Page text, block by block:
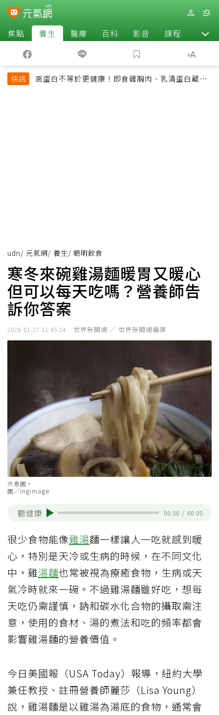
焦點 養生 醫療 百科 影音 課程 退休
快訊
高蛋白不等於更健康！即食雞胸肉、乳清蛋白藏陷
udn/ 元氣網/ 養生/ 聰明飲食
寒冬來碗雞湯麵暖胃又暖心
但可以每天吃嗎？營養師告
訴你答案
2026-01-27 11:45:24 世界新聞網 ／ 世界新聞網編譯
示意圖。
圖／ingimage
聽健康 00:00 / 00:00
很少食物能像雞湯麵一樣讓人一吃就感到暖
心，特別是天冷或生病的時候，在不同文化
中，雞湯麵也常被視為療癒食物，生病或天
氣冷時就來一碗。不過雞湯麵雖好吃，想每
天吃仍需謹慎，鈉和碳水化合物的攝取需注
意，使用的食材、湯的煮法和吃的頻率都會
影響雞湯麵的營養價值。
今日美國報（USA Today）報導，紐約大學
兼任教授、註冊營養師麗莎（Lisa Young）
說，雞湯麵是以雞湯為湯底的食物，通常會